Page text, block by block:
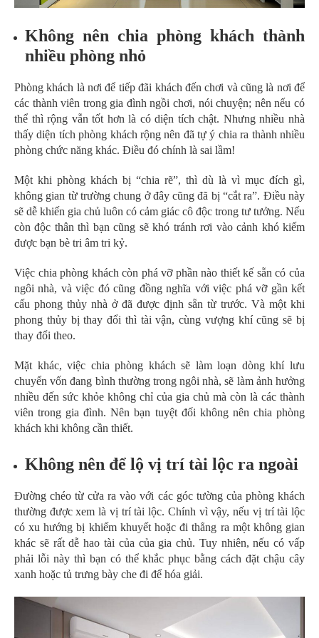
Không nên chia phòng khách thành
nhiều phòng nhỏ
Phòng khách là nơi để tiếp đãi khách đến chơi và cũng là nơi để
các thành viên trong gia đình ngồi chơi, nói chuyện; nên nếu có
thể thì rộng vẫn tốt hơn là có diện tích chật. Nhưng nhiều nhà
thấy diện tích phòng khách rộng nên đã tự ý chia ra thành nhiều
phòng chức năng khác. Điều đó chính là sai lầm!
Một khi phòng khách bị “chia rẽ”, thì dù là vì mục đích gì,
không gian từ trường chung ở đây cũng đã bị “cắt ra”. Điều này
sẽ dễ khiến gia chủ luôn có cảm giác cô độc trong tư tưởng. Nếu
còn độc thân thì bạn cũng sẽ khó tránh rơi vào cảnh khó kiếm
được bạn bè tri âm tri kỷ.
Việc chia phòng khách còn phá vỡ phần nào thiết kế sẵn có của
ngôi nhà, và việc đó cũng đồng nghĩa với việc phá vỡ gần kết
cấu phong thủy nhà ở đã được định sẵn từ trước. Và một khi
phong thủy bị thay đổi thì tài vận, cùng vượng khí cũng sẽ bị
thay đổi theo.
Mặt khác, việc chia phòng khách sẽ làm loạn dòng khí lưu
chuyển vốn đang bình thường trong ngôi nhà, sẽ làm ảnh hưởng
nhiều đến sức khỏe không chỉ của gia chủ mà còn là các thành
viên trong gia đình. Nên bạn tuyệt đối không nên chia phòng
khách khi không cần thiết.
Không nên để lộ vị trí tài lộc ra ngoài
Đường chéo từ cửa ra vào với các góc tường của phòng khách
thường được xem là vị trí tài lộc. Chính vì vậy, nếu vị trí tài lộc
có xu hướng bị khiếm khuyết hoặc đi thẳng ra một không gian
khác sẽ rất dễ hao tài của của gia chủ. Tuy nhiên, nếu có vấp
phải lỗi này thì bạn có thể khắc phục bằng cách đặt chậu cây
xanh hoặc tủ trưng bày che đi để hóa giải.